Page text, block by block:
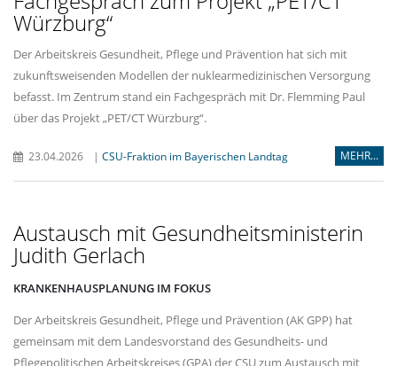
Würzburg“
Der Arbeitskreis Gesundheit, Pflege und Prävention hat sich mit
zukunftsweisenden Modellen der nuklearmedizinischen Versorgung
befasst. Im Zentrum stand ein Fachgespräch mit Dr. Flemming Paul
über das Projekt „PET/CT Würzburg“.
23.04.2026 | CSU-Fraktion im Bayerischen Landtag MEHR...
Austausch mit Gesundheitsministerin
Judith Gerlach
KRANKENHAUSPLANUNG IM FOKUS
Der Arbeitskreis Gesundheit, Pflege und Prävention (AK GPP) hat
gemeinsam mit dem Landesvorstand des Gesundheits- und
Pflegepolitischen Arbeitskreises (GPA) der CSU zum Austausch mit